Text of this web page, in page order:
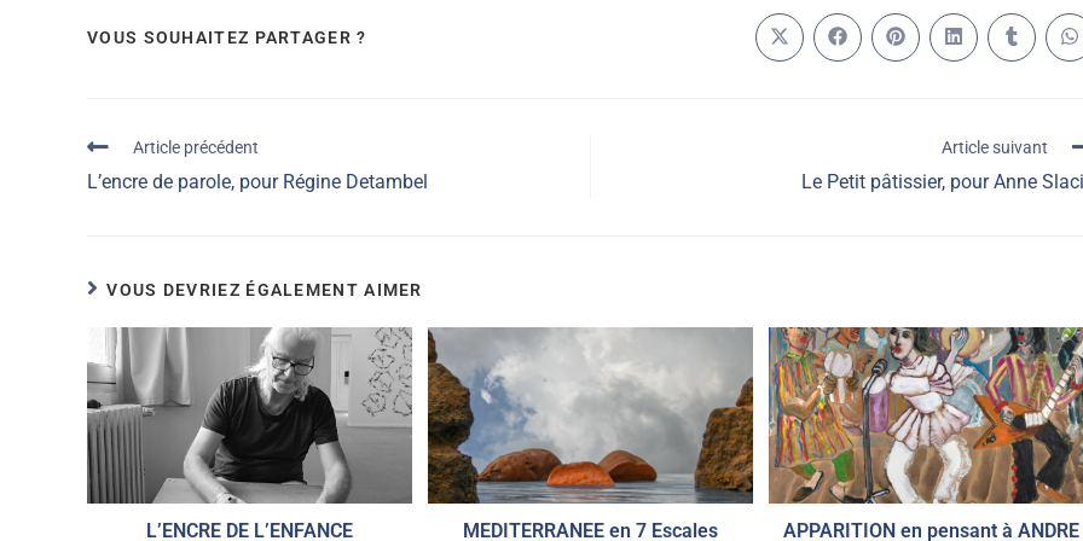
VOUS SOUHAITEZ PARTAGER ?
Article précédent
L’encre de parole, pour Régine Detambel
Article suivant
Le Petit pâtissier, pour Anne
VOUS DEVRIEZ ÉGALEMENT AIMER
L’ENCRE DE L’ENFANCE MEDITERRANEE en 7 Escales APPARITION en pensant à ANDRE